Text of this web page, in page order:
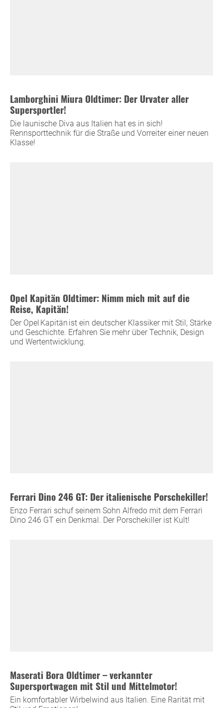
Lamborghini Miura Oldtimer: Der Urvater aller
Supersportler!
Die launische Diva aus Italien hat es in sich!
Rennsporttechnik für die Straße und Vorreiter einer neuen
Klasse!
Opel Kapitän Oldtimer: Nimm mich mit auf die
Reise, Kapitän!
Der Opel Kapitän ist ein deutscher Klassiker mit Stil, Stärke
und Geschichte. Erfahren Sie mehr über Technik, Design
und Wertentwicklung.
Ferrari Dino 246 GT: Der italienische Porschekiller!
Enzo Ferrari schuf seinem Sohn Alfredo mit dem Ferrari
Dino 246 GT ein Denkmal. Der Porschekiller ist Kult!
Maserati Bora Oldtimer – verkannter
Supersportwagen mit Stil und Mittelmotor!
Ein komfortabler Wirbelwind aus Italien. Eine Rarität mit